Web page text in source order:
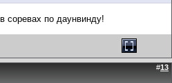
соревах по даунвинду!
#13